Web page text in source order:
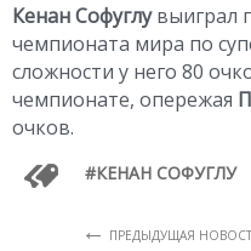
Кенан Софуглувыиграл
чемпионата мира по
сложности у него 80
чемпионате, опережая
очков.
КЕНАН СОФУГЛУ
← ПРЕДЫДУЩАЯ